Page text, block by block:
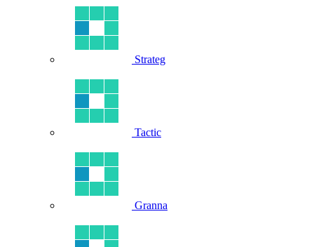
Strateg
Tactic
Granna